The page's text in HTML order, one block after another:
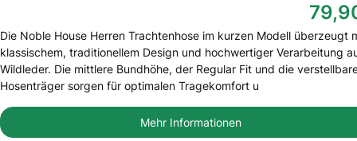
Die Noble House Herren Trachtenhose im kurzen Modell überzeugt
klassischem, traditionellem Design und hochwertiger Verarbeitung
Wildleder. Die mittlere Bundhöhe, der Regular Fit und die
Hosenträger sorgen für optimalen Tragekomfort u
Mehr Informationen